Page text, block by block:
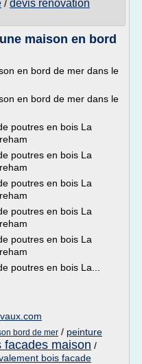
/ devis renovation
maison en bord
en bord de mer dans le
en bord de mer dans le
poutres en bois La
poutres en bois La
poutres en bois La
poutres en bois La
poutres en bois La
poutres en bois La...
bord de mer / peinture
facades maison /
bois facade